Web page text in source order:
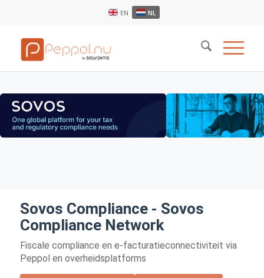
EN NL
Sovos Compliance - Sovos
Compliance Network
Fiscale compliance en e-facturatieconnectiviteit via
Peppol en overheidsplatforms